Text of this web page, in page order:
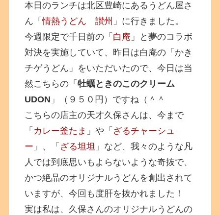
本日のランチは北区豊崎にあるうどん屋さ
ん「情熱うどん 讃州 」に行きました。
今週限定で千日前の「 白庵 」と夢のコラボ
対決を実施していて、昨日は白庵の「かき
チゲうどん」をいただいたので、今日は当
然こちらの「牡蠣ときのこのクリーム
UDON 」（９５０円）ですね（＾＾
こちらの店主の天才久保さんは、今まで
「 カレー釜たま 」や「 ざるチャーシュ
ー 」、「 ざる坦坦 」など、我々のような凡
人では到底思いもよらないような奇抜で、
かつ絶品のオリジナルうどんを創出されて
いますが、今回も度肝を抜かれました！
実は私は、久保さんのオリジナルうどんの